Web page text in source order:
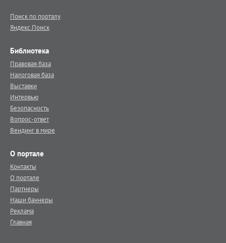
Поиск по порталу
Яндекс.Поиск
Библиотека
Правовая база
Налоговая база
Выставки
Интервью
Безопасность
Вопрос-ответ
Вендинг в мире
О портале
Контакты
О портале
Партнеры
Наши баннеры
Реклама
Главная